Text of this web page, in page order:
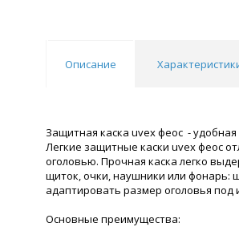
Описание
Защитная каска uvex феос -
Легкие защитные каски uvex феос
оголовью. Прочная каска легко
щиток, очки, наушники или фонарь:
адаптировать размер оголовья
Основные преимущества: